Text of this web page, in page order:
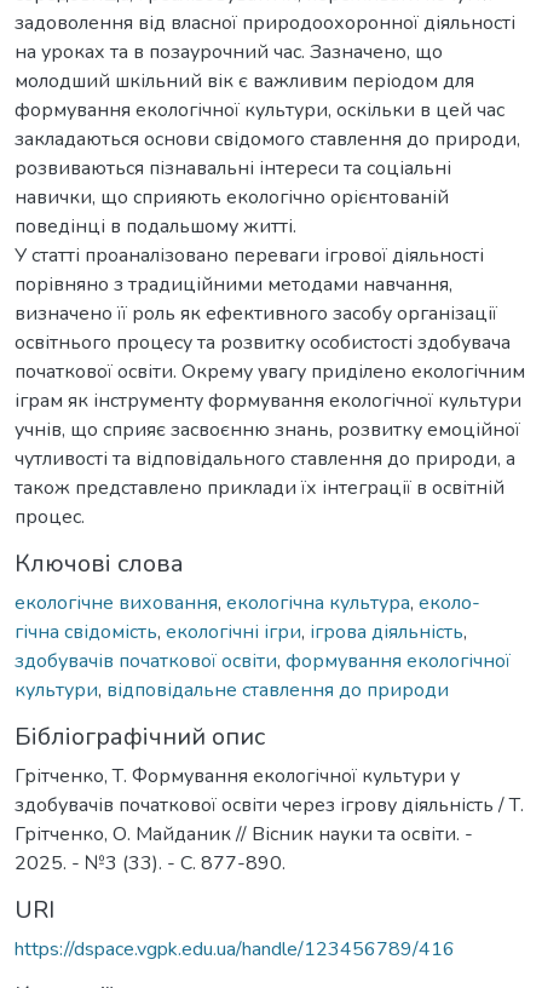
задоволення від власної природоохоронної діяльності
на уроках та в позаурочний час. Зазначено, що
молодший шкільний вік є важливим періодом для
формування екологічної культури, оскільки в цей час
закладаються основи свідомого ставлення до природи,
розвиваються пізнавальні інтереси та соціальні
навички, що сприяють екологічно орієнтованій
поведінці в подальшому житті.
У статті проаналізовано переваги ігрової діяльності
порівняно з традиційними методами навчання,
визначено її роль як ефективного засобу організації
освітнього процесу та розвитку особистості здобувача
початкової освіти. Окрему увагу приділено екологічним
іграм як інструменту формування екологічної культури
учнів, що сприяє засвоєнню знань, розвитку емоційної
чутливості та відповідального ставлення до природи, а
також представлено приклади їх інтеграції в освітній
процес.
Ключові слова
екологічне виховання, екологічна культура, еколо-
гічна свідомість, екологічні ігри, ігрова діяльність,
здобувачів початкової освіти, формування екологічної
культури, відповідальне ставлення до природи
Бібліографічний опис
Грітченко, Т. Формування екологічної культури у
здобувачів початкової освіти через ігрову діяльність / Т.
Грітченко, О. Майданик // Вісник науки та освіти. -
2025. - №3 (33). - С. 877-890.
URI
https://dspace.vgpk.edu.ua/handle/123456789/416